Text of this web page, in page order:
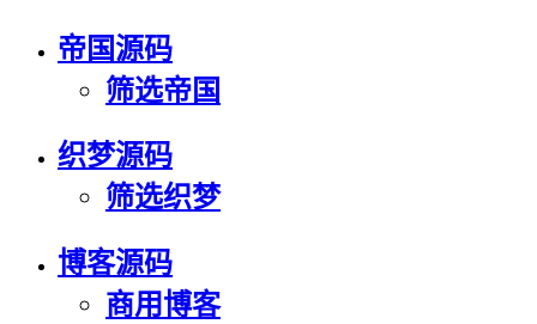
帝国源码
筛选帝国
织梦源码
筛选织梦
博客源码
商用博客